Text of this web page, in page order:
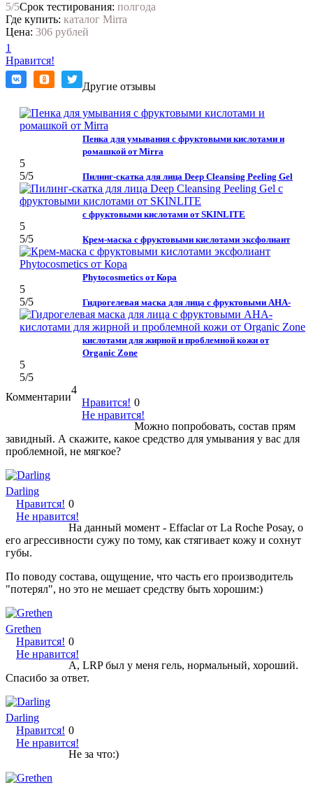
5/5Срок тестирования: полгода
Где купить: каталог Mirra
Цена: 306 рублей
1
Нравится!
Другие отзывы
Пенка для умывания с фруктовыми кислотами и
ромашкой от Mirra
5
5/5 Пилинг-скатка для лица Deep Cleansing Peeling Gel
с фруктовыми кислотами от SKINLITE
5
5/5 Крем-маска с фруктовыми кислотами эксфолиант
Phytocosmetics от Кора
5
5/5 Гидрогелевая маска для лица с фруктовыми АНА-
кислотами для жирной и проблемной кожи от
Organic Zone
5
5/5
Комментарии
4
Нравится!
Не нравится!
0
Можно попробовать, состав прям
завидный. А скажите, какое средство для умывания у вас для
проблемной, не мягкое?
Darling
Нравится!
Не нравится!
0
На данный момент - Effaclar от La Roche Posay, о
его агрессивности сужу по тому, как стягивает кожу и сохнут
губы.
По поводу состава, ощущение, что часть его производитель
"потерял", но это не мешает средству быть хорошим:)
Grethen
Нравится!
Не нравится!
0
А, LRP был у меня гель, нормальный, хороший.
Спасибо за ответ.
Darling
Нравится!
Не нравится!
0
Не за что:)